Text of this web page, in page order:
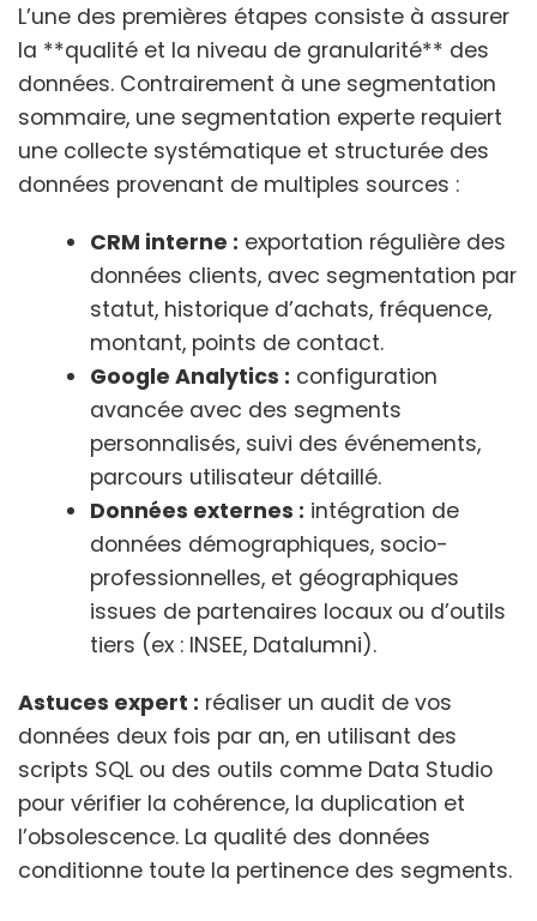
L’une des premières étapes consiste à assurer
la **qualité et la niveau de granularité** des
données. Contrairement à une segmentation
sommaire, une segmentation experte requiert
une collecte systématique et structurée des
données provenant de multiples sources :
CRM interne : exportation régulière des
données clients, avec segmentation par
statut, historique d’achats, fréquence,
montant, points de contact.
Google Analytics : configuration
avancée avec des segments
personnalisés, suivi des événements,
parcours utilisateur détaillé.
Données externes : intégration de
données démographiques, socio-
professionnelles, et géographiques
issues de partenaires locaux ou d’outils
tiers (ex : INSEE, Datalumni).
Astuces expert : réaliser un audit de vos
données deux fois par an, en utilisant des
scripts SQL ou des outils comme Data Studio
pour vérifier la cohérence, la duplication et
l’obsolescence. La qualité des données
conditionne toute la pertinence des segments.